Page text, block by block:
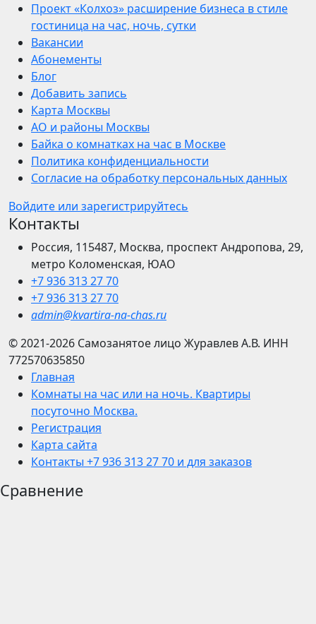
Проект «Колхоз» расширение бизнеса в стиле
гостиница на час, ночь, сутки
Вакансии
Абонементы
Блог
Добавить запись
Карта Москвы
АО и районы Москвы
Байка о комнатках на час в Москве
Политика конфиденциальности
Согласие на обработку персональных данных
Войдите или зарегистрируйтесь
Контакты
Россия, 115487, Москва, проспект Андропова, 29,
метро Коломенская, ЮАО
+7 936 313 27 70
+7 936 313 27 70
admin@kvartira-na-chas.ru
© 2021-2026 Самозанятое лицо Журавлев А.В. ИНН
772570635850
Главная
Комнаты на час или на ночь. Квартиры
посуточно Москва.
Регистрация
Карта сайта
Контакты +7 936 313 27 70 и для заказов
Сравнение